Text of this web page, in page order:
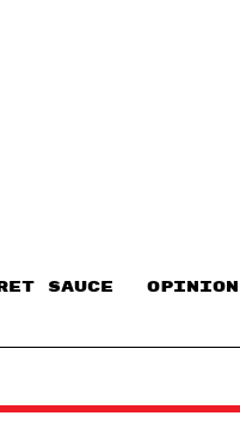
SAUCE​ OPINION